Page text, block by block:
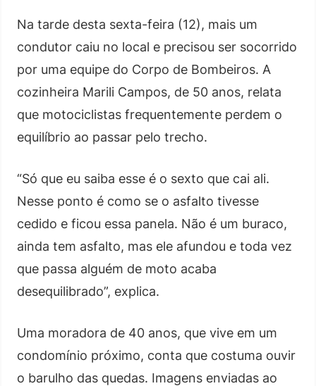
Na tarde desta sexta-feira (12), mais um
condutor caiu no local e precisou ser socorrido
por uma equipe do Corpo de Bombeiros. A
cozinheira Marili Campos, de 50 anos, relata
que motociclistas frequentemente perdem o
equilíbrio ao passar pelo trecho.
“Só que eu saiba esse é o sexto que cai ali.
Nesse ponto é como se o asfalto tivesse
cedido e ficou essa panela. Não é um buraco,
ainda tem asfalto, mas ele afundou e toda vez
que passa alguém de moto acaba
desequilibrado”, explica.
Uma moradora de 40 anos, que vive em um
condomínio próximo, conta que costuma ouvir
o barulho das quedas. Imagens enviadas ao